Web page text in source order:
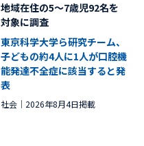
地域在住の5～7歳児92名を
対象に調査
東京科学大学ら研究チーム、
子どもの約4人に1人が口腔機
能発達不全症に該当すると発
表
社会 2026年8月4日掲載